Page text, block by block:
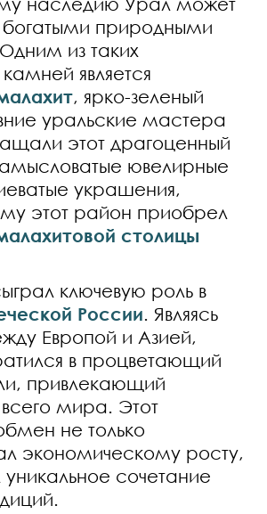
богатыми природными
из таких
является
, ярко-зеленый
уральские мастера
этот драгоценный
ювелирные
украшения,
этот район приобрел
столицы
ключевую роль в
России. Являясь
Европой и Азией,
в процветающий
привлекающий
мира. Этот
не только
экономическому росту,
сочетание